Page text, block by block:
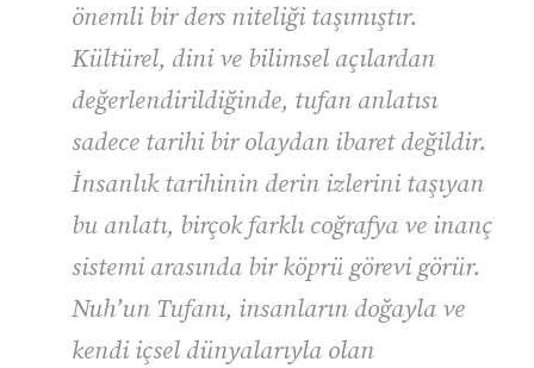
önemli bir ders niteliği taşımıştır.
Kültürel, dini ve bilimsel açılardan
değerlendirildiğinde, tufan anlatısı
sadece tarihi bir olaydan ibaret değildir.
İnsanlık tarihinin derin izlerini taşıyan
bu anlatı, birçok farklı coğrafya ve inanç
sistemi arasında bir köprü görevi görür.
Nuh’un Tufanı, insanların doğayla ve
kendi içsel dünyalarıyla olan